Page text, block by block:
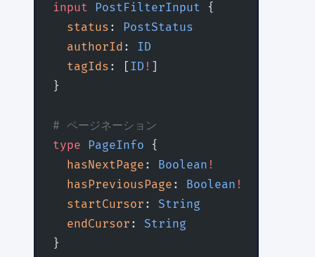
input PostFilterInput {
  status
: PostStatus
  authorId
: ID
  tagIds
: [ ID ! ]
}
# ページネーション
type PageInfo {
  hasNextPage
: Boolean !
  hasPreviousPage
: Boolean !
  startCursor
: String
  endCursor
: String
}